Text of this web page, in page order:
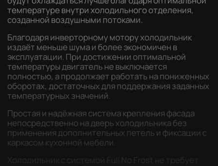
температуре внутри холодильного отделения,
созданной воздушными потоками.
Благодаря инверторному мотору холодильник
издаёт меньше шума и более экономичен в
эксплуатации. При достижении оптимальной
температуры двигатель не выключается
полностью, а продолжает работать на пониженных
оборотах, достаточных для поддержания заданных
температурных значений.
Простая и надёжная система крепления фасада
непосредственно на дверь холодильника без
применения дополнительных петель и фиксации с
каркасом кухонной мебели.
Холодильник с системой Full No Frost не требует